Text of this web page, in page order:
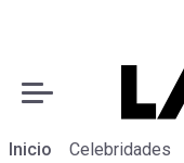
Inicio Celebridades